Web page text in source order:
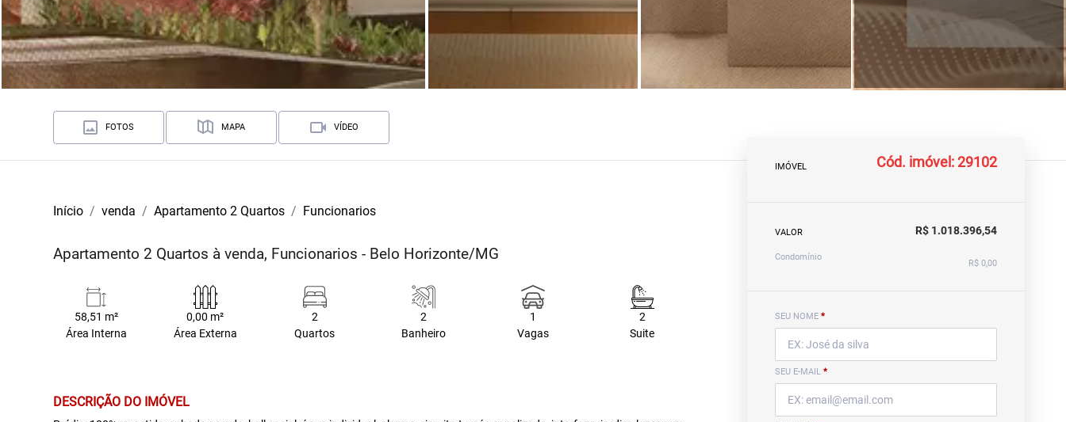
FOTOS MAPA VÍDEO
Início venda Apartamento 2 Quartos Funcionarios
Apartamento 2 Quartos à venda, Funcionarios - Belo Horizonte/MG
58,51 m²
Área Interna
0,00 m²
Área Externa
2
Quartos
2
Banheiro
1
Vagas
2
Suite
DESCRIÇÃO DO IMÓVEL
IMÓVEL Cód. imóvel: 29102
VALOR R$ 1.018.396,54
Condomínio
R$ 0,00
SEU NOME *
SEU E-MAIL *